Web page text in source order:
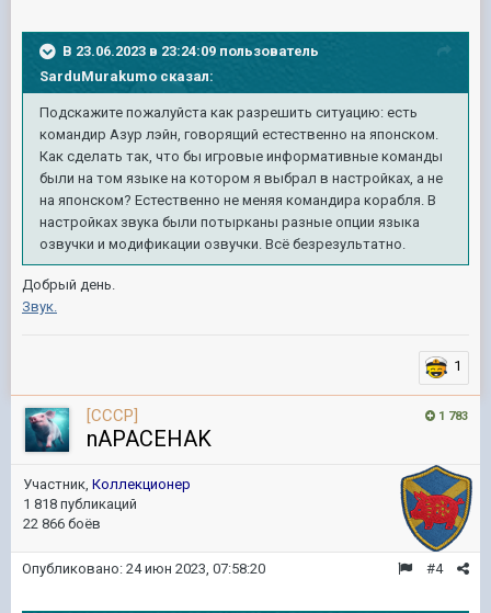
В 23.06.2023 в 23:24:09 пользователь
SarduMurakumoсказал:
Подскажите пожалуйста как разрешить ситуацию: есть
командир Азур лэйн, говорящий естественно на японском.
Как сделать так, что бы игровые информативные команды
были на том языке на котором я выбрал в настройках, а не
на японском? Естественно не меняя командира корабля. В
настройках звука были потырканы разные опции языка
озвучки и модификации озвучки. Всё безрезультатно.
Добрый день.
Звук.
1
1 783
[CCCP]
nAPACEHAK
Участник, Коллекционер
1 818 публикаций
22 866 боёв
#4
Опубликовано: 24 июн 2023, 07:58:20